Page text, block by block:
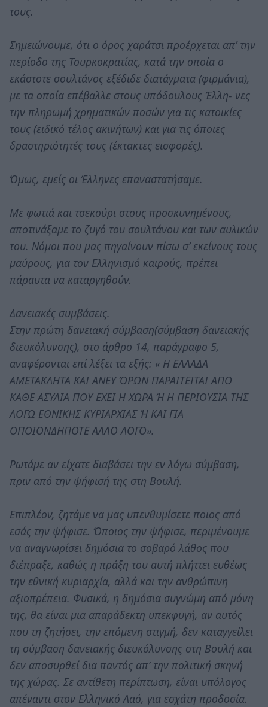
τους.
Σημειώνουμε, ότι ο όρος χαράτσι προέρχεται απ’ την
περίοδο της Τουρκοκρατίας, κατά την οποία ο
εκάστοτε σουλτάνος εξέδιδε διατάγματα (φιρμάνια),
με τα οποία επέβαλλε στους υπόδουλους Έλλη- νες
την πληρωμή χρηματικών ποσών για τις κατοικίες
τους (ειδικό τέλος ακινήτων) και για τις όποιες
δραστηριότητές τους (έκτακτες εισφορές).
Όμως, εμείς οι Έλληνες επαναστατήσαμε.
Με φωτιά και τσεκούρι στους προσκυνημένους,
αποτινάξαμε το ζυγό του σουλτάνου και των αυλικών
του. Νόμοι που μας πηγαίνουν πίσω σ’ εκείνους τους
μαύρους, για τον Ελληνισμό καιρούς, πρέπει
πάραυτα να καταργηθούν.
Δανειακές συμβάσεις.
Στην πρώτη δανειακή σύμβαση(σύμβαση δανειακής
διευκόλυνσης), στο άρθρο 14, παράγραφο 5,
αναφέρονται επί λέξει τα εξής: « Η ΕΛΛΑΔΑ
ΑΜΕΤΑΚΛΗΤΑ ΚΑΙ ΑΝΕΥ ΌΡΩΝ ΠΑΡΑΙΤΕΙΤΑΙ ΑΠΟ
ΚΑΘΕ ΑΣΥΛΙΑ ΠΟΥ ΕΧΕΙ Η ΧΩΡΑ Ή Η ΠΕΡΙΟΥΣΙΑ ΤΗΣ
ΛΟΓΩ ΕΘΝΙΚΗΣ ΚΥΡΙΑΡΧΙΑΣ Ή ΚΑΙ ΓΙΑ
ΟΠΟΙΟΝΔΗΠΟΤΕ ΑΛΛΟ ΛΟΓΟ».
Ρωτάμε αν είχατε διαβάσει την εν λόγω σύμβαση,
πριν από την ψήφισή της στη Βουλή.
Επιπλέον, ζητάμε να μας υπενθυμίσετε ποιος από
εσάς την ψήφισε. Όποιος την ψήφισε, περιμένουμε
να αναγνωρίσει δημόσια το σοβαρό λάθος που
διέπραξε, καθώς η πράξη του αυτή πλήττει ευθέως
την εθνική κυριαρχία, αλλά και την ανθρώπινη
αξιοπρέπεια. Φυσικά, η δημόσια συγνώμη από μόνη
της, θα είναι μια απαράδεκτη υπεκφυγή, αν αυτός
που τη ζητήσει, την επόμενη στιγμή, δεν καταγγείλει
τη σύμβαση δανειακής διευκόλυνσης στη Βουλή και
δεν αποσυρθεί δια παντός απ’ την πολιτική σκηνή
της χώρας. Σε αντίθετη περίπτωση, είναι υπόλογος
απέναντι στον Ελληνικό Λαό, για εσχάτη προδοσία.